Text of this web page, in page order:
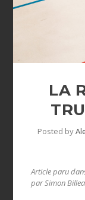
LA
Posted by
Article paru
par Simon